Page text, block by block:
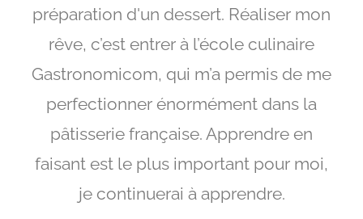
préparation d'un dessert. Réaliser mon
rêve, c’est entrer à l’école culinaire
Gastronomicom, qui m’a permis de me
perfectionner énormément dans la
pâtisserie française. Apprendre en
faisant est le plus important pour moi,
je continuerai à apprendre.